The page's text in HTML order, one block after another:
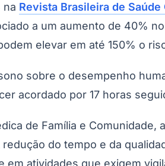
na Revista Brasileira de Saúde
a um aumento de 40%
elevar em até 150% o
sobre o desempenho
acordado por 17 horas
de Família e
do tempo e da
em atividades que exigem